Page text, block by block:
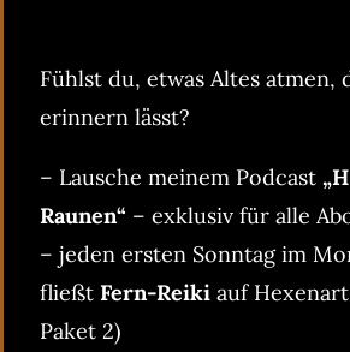
Fühlst du, etwas Altes atmen,
erinnern lässt?
– Lausche meinem Podcast
Raunen“ – exklusiv für alle
– jeden ersten Sonntag im
fließt Fern-Reiki auf
Paket 2)